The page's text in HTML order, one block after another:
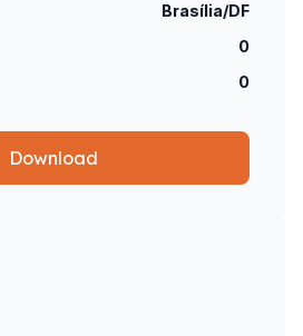
Brasília/DF
0
0
Download